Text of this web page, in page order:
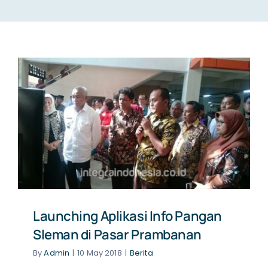
CONTACT US
Launching Aplikasi Info Pangan
Sleman di Pasar Prambanan
ByAdmin | 10 May 2018 | Berita